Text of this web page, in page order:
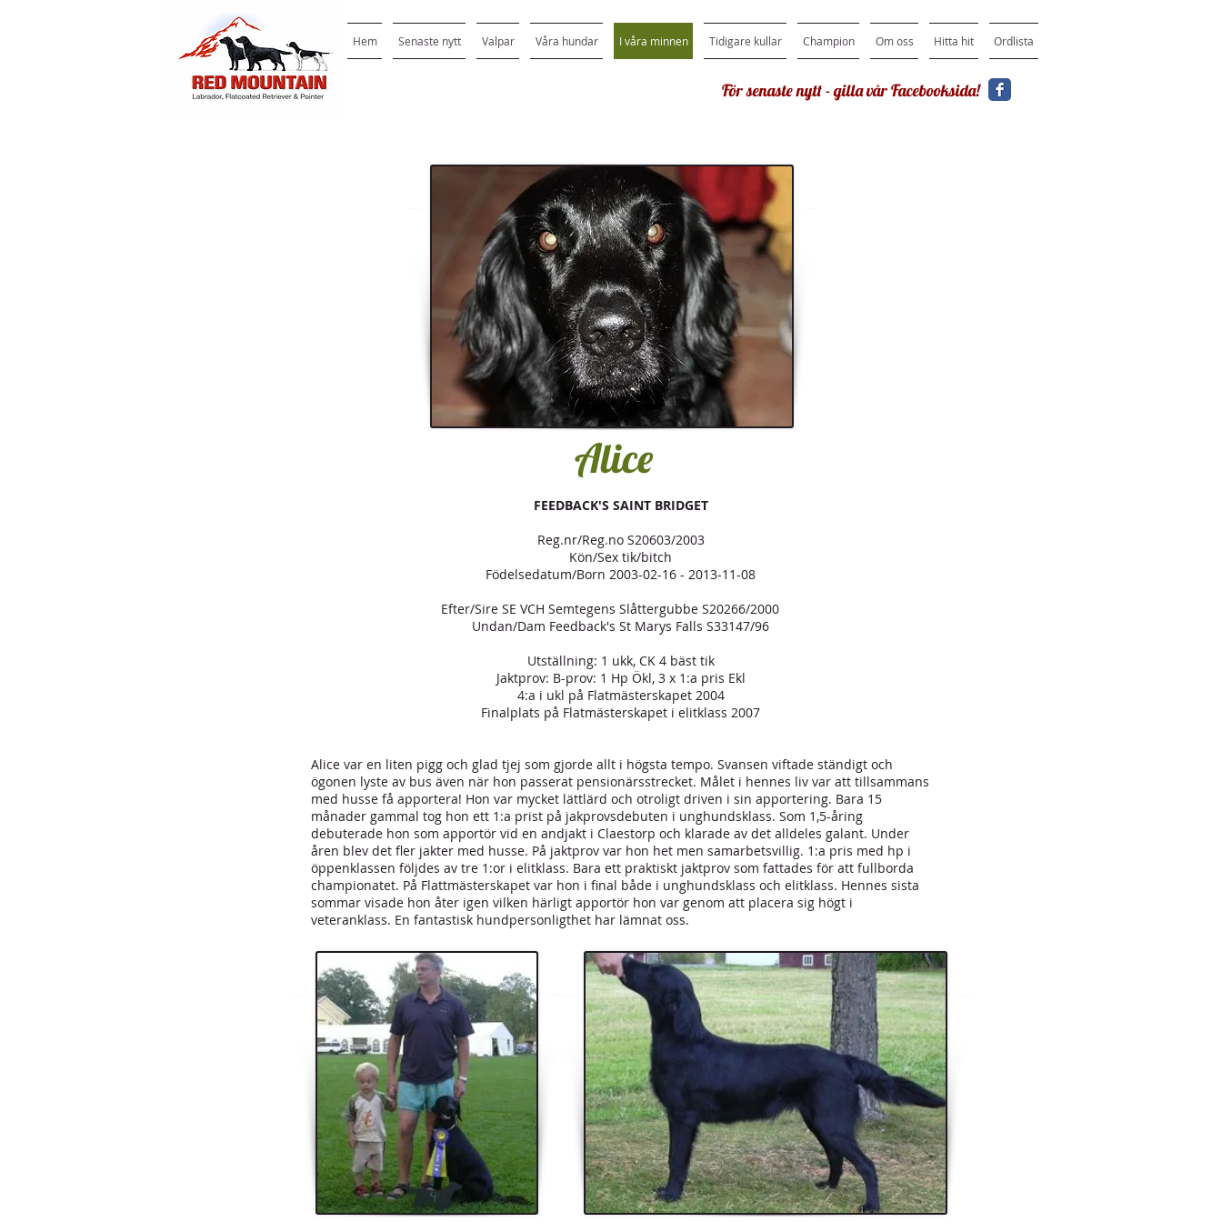
Hem Senaste nytt Valpar Våra hundar I våra minnen Tidigare kullar Champion Om oss Hitta hit Ordlista
För senaste nytt - gilla vår Facebooksida!
Alice
FEEDBACK'S SAINT BRIDGET
Reg.nr/Reg.no S20603/2003
Kön/Sex tik/bitch
Födelsedatum/Born 2003-02-16 - 2013-11-08
Efter/Sire SE VCH Semtegens Slåttergubbe S20266/2000
Undan/Dam Feedback's St Marys Falls S33147/96
Utställning: 1 ukk, CK 4 bäst tik
Jaktprov: B-prov: 1 Hp Ökl, 3 x 1:a pris Ekl
4:a i ukl på Flatmästerskapet 2004
Finalplats på Flatmästerskapet i elitklass 2007
Alice var en liten pigg och glad tjej som gjorde allt i högsta tempo. Svansen viftade ständigt och
ögonen lyste av bus även när hon passerat pensionärsstrecket. Målet i hennes liv var att tillsammans
med husse få apportera! Hon var mycket lättlärd och otroligt driven i sin apportering. Bara 15
månader gammal tog hon ett 1:a prist på jakprovsdebuten i unghundsklass. Som 1,5-åring
debuterade hon som apportör vid en andjakt i Claestorp och klarade av det alldeles galant. Under
åren blev det fler jakter med husse. På jaktprov var hon het men samarbetsvillig. 1:a pris med hp i
öppenklassen följdes av tre 1:or i elitklass. Bara ett praktiskt jaktprov som fattades för att fullborda
championatet. På Flattmästerskapet var hon i final både i unghundsklass och elitklass. Hennes sista
sommar visade hon åter igen vilken härligt apportör hon var genom att placera sig högt i
veteranklass. En fantastisk hundpersonligthet har lämnat oss.